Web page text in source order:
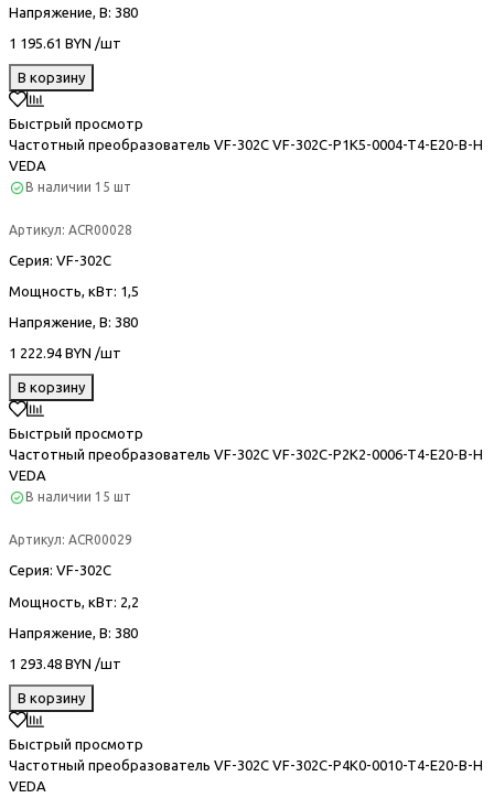
Напряжение, В: 380
1 195.61 BYN /шт
В корзину
Быстрый просмотр
Частотный преобразователь VF-302С VF-302C-P1K5-0004-T4-E20-B-H
VEDA
В наличии 15 шт
Артикул: ACR00028
Серия: VF-302С
Мощность, кВт: 1,5
Напряжение, В: 380
1 222.94 BYN /шт
В корзину
Быстрый просмотр
Частотный преобразователь VF-302С VF-302C-P2K2-0006-T4-E20-B-H
VEDA
В наличии 15 шт
Артикул: ACR00029
Серия: VF-302С
Мощность, кВт: 2,2
Напряжение, В: 380
1 293.48 BYN /шт
В корзину
Быстрый просмотр
Частотный преобразователь VF-302С VF-302C-P4K0-0010-T4-E20-B-H
VEDA